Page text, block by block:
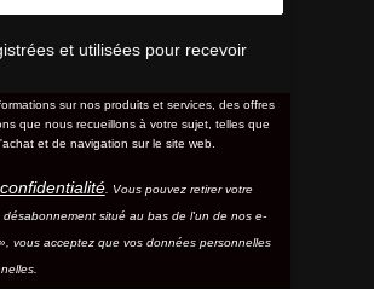
et utilisées pour recevoir
sur nos produits et services, des offres
que nous recueillons à votre sujet, telles que
et de navigation sur le site web.
. Vous pouvez retirer votre
situé au bas de l'un de nos e-
vous acceptez que vos données personnelles